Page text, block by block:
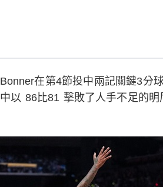
在第4節投中兩記關鍵3分
以 86比81 擊敗了人手不足的